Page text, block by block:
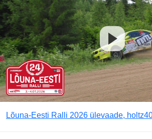
Lõuna-Eesti Ralli 2026 ülevaade,